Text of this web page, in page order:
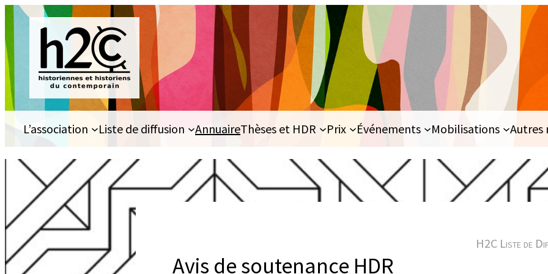
Aller
au
contenu
L’association Liste de diffusion AnnuaireThèses et HDR Prix Événements Mobilisations Autres
H2C Liste de
Avis de soutenance HDR